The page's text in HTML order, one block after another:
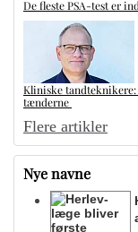
De fleste PSA-test er
Kliniske
tænderne
Flere artikler
Nye navne